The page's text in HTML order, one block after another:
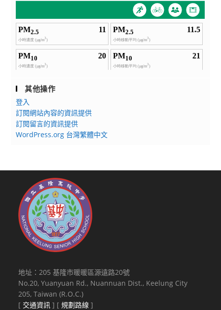
其他操作
登入
訂閱網站內容的資訊提供
訂閱留言的資訊提供
WordPress.org 台灣繁體中文
地址：205 基隆市暖暖區源遠路20號
No.20, Yuanyuan Rd., Nuannuan Dist., Keelung City
205, Taiwan (R.O.C.)
[ 交通資訊 ] [規劃路線 ]